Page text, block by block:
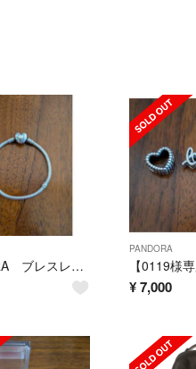
PANDORA ブレスレット
PANDORA
¥ 7,000